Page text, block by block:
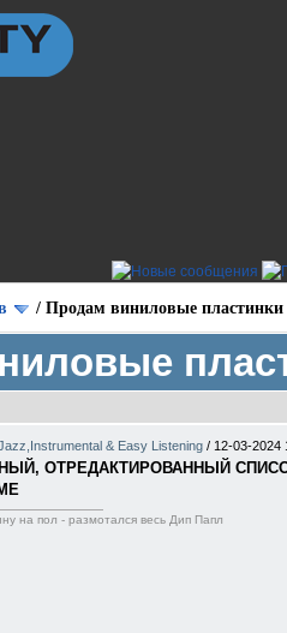
/ Продам виниловые пластинки
& Easy Listening / 12-03-2024
ОТРЕДАКТИРОВАННЫЙ
на пол - размотался весь Дип Папл